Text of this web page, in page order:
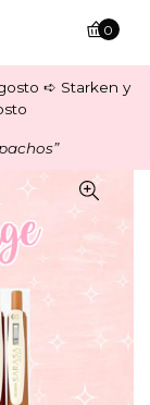
➪ Starken y
0